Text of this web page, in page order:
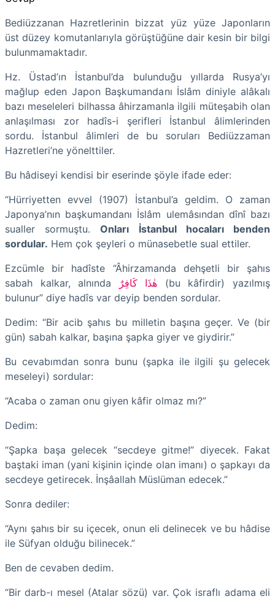
Bediüzzanan Hazretlerinin bizzat yüz yüze Japonların
üst düzey komutanlarıyla görüştüğüne dair kesin bir bilgi
bulunmamaktadır.
Hz. Üstad’ın İstanbul’da bulunduğu yıllarda Rusya’yı
mağlup eden Japon Başkumandanı İslâm diniyle alâkalı
bazı meseleleri bilhassa âhirzamanla ilgili müteşabih olan
anlaşılması zor hadîs-i şerifleri İstanbul âlimlerinden
sordu. İstanbul âlimleri de bu soruları Bediüzzaman
Hazretleri’ne yönelttiler.
Bu hâdiseyi kendisi bir eserinde şöyle ifade eder:
“Hürriyetten evvel (1907) İstanbul’a geldim. O zaman
Japonya’nın başkumandanı İslâm ulemâsından dînî bazı
sualler sormuştu.Onları İstanbul hocaları benden
sordular. Hem çok şeyleri o münasebetle sual ettiler.
Ezcümle bir hadîste “Âhirzamanda dehşetli bir şahıs
sabah kalkar, alnında
هٰذَا كَافِرٌ (bu kâfirdir) yazılmış
bulunur” diye hadîs var deyip benden sordular.
Dedim: “Bir acib şahıs bu milletin başına geçer. Ve (bir
gün) sabah kalkar, başına şapka giyer ve giydirir.”
Bu cevabımdan sonra bunu (şapka ile ilgili şu gelecek
meseleyi) sordular:
“Acaba o zaman onu giyen kâfir olmaz mı?”
Dedim:
“Şapka başa gelecek “secdeye gitme!” diyecek. Fakat
baştaki iman (yani kişinin içinde olan imanı) o şapkayı da
secdeye getirecek. İnşâallah Müslüman edecek.”
Sonra dediler:
“Aynı şahıs bir su içecek, onun eli delinecek ve bu hâdise
ile Süfyan olduğu bilinecek.”
Ben de cevaben dedim.
“Bir darb-ı mesel (Atalar sözü) var. Çok israflı adama eli